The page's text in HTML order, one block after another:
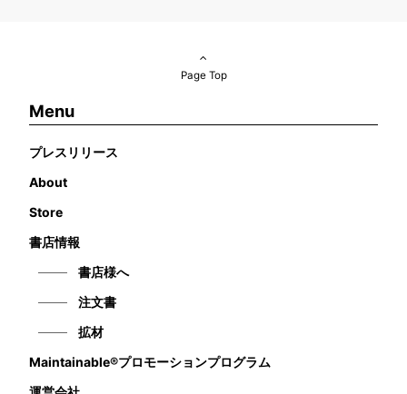
Page Top
Menu
プレスリリース
About
Store
書店情報
書店様へ
注文書
拡材
Maintainable®プロモーションプログラム